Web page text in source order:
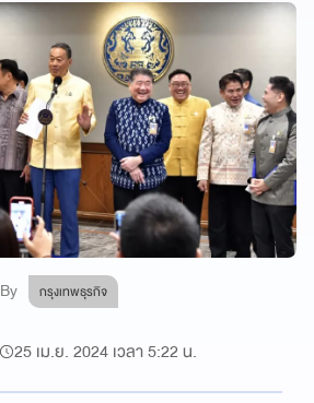
By กรุงเทพธุรกิจ
25 เม.ย. 2024 เวลา 5:22 น.